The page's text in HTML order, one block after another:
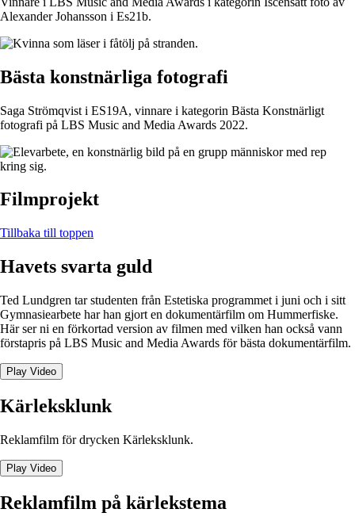
Alexander Johansson i Es21b.
Bästa konstnärliga fotografi
Saga Strömqvist i ES19A, vinnare i kategorin Bästa Konstnärligt
fotografi på LBS Music and Media Awards 2022.
Filmprojekt
Tillbaka till toppen
Havets svarta guld
Ted Lundgren tar studenten från Estetiska programmet i juni och i sitt
Gymnasiearbete har han gjort en dokumentärfilm om Hummerfiske.
Här ser ni en förkortad version av filmen med vilken han också vann
förstapris på LBS Music and Media Awards för bästa dokumentärfilm.
Play Video
Kärleksklunk
Reklamfilm för drycken Kärleksklunk.
Play Video
Reklamfilm på kärlekstema